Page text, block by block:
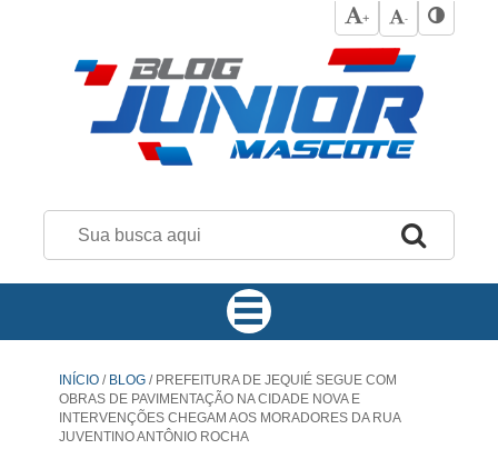
+ -
INÍCIO / BLOG /PREFEITURA DE JEQUIÉ SEGUE COM
OBRAS DE PAVIMENTAÇÃO NA CIDADE NOVA E
INTERVENÇÕES CHEGAM AOS MORADORES DA RUA
JUVENTINO ANTÔNIO ROCHA